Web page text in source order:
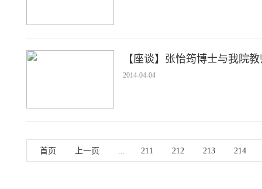
【座谈】张怡筠博士与我院
2014-04-04
首页 上一页 ... 211 212 213 214